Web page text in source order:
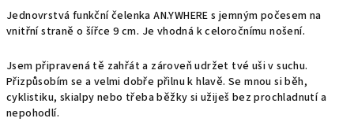
Jednovrstvá funkční čelenka AN.YWHERE s jemným počesem na
vnitřní straně o šířce 9 cm. Je vhodná k celoročnímu nošení.
Jsem připravená tě zahřát a zároveň udržet tvé uši v suchu.
Přizpůsobím se a velmi dobře přilnu k hlavě. Se mnou si běh,
cyklistiku, skialpy nebo třeba běžky si užiješ bez prochladnutí a
nepohodlí.